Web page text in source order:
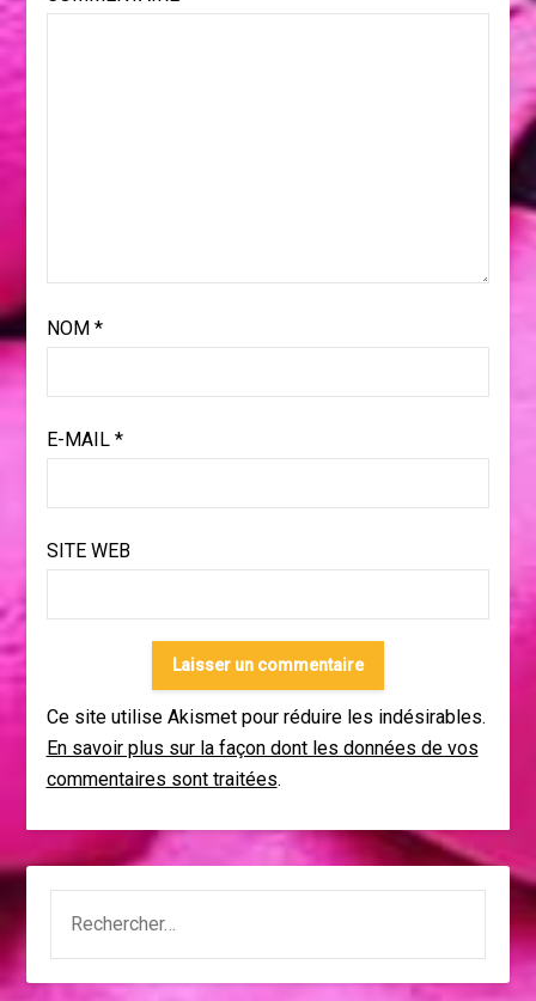
NOM *
E-MAIL *
SITE WEB
Ce site utilise Akismet pour réduire les indésirables.
En savoir plus sur la façon dont les données de vos
commentaires sont traitées.